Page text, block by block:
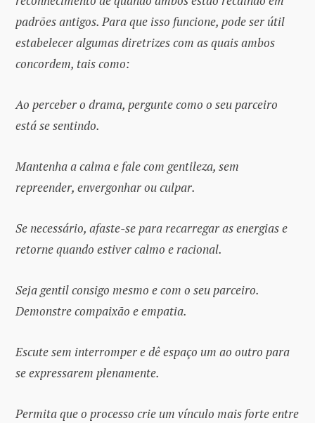
padrões antigos. Para que isso funcione, pode ser útil
estabelecer algumas diretrizes com as quais ambos
concordem, tais como:
Ao perceber o drama, pergunte como o seu parceiro
está se sentindo.
Mantenha a calma e fale com gentileza, sem
repreender, envergonhar ou culpar.
Se necessário, afaste-se para recarregar as energias e
retorne quando estiver calmo e racional.
Seja gentil consigo mesmo e com o seu parceiro.
Demonstre compaixão e empatia.
Escute sem interromper e dê espaço um ao outro para
se expressarem plenamente.
Permita que o processo crie um vínculo mais forte entre